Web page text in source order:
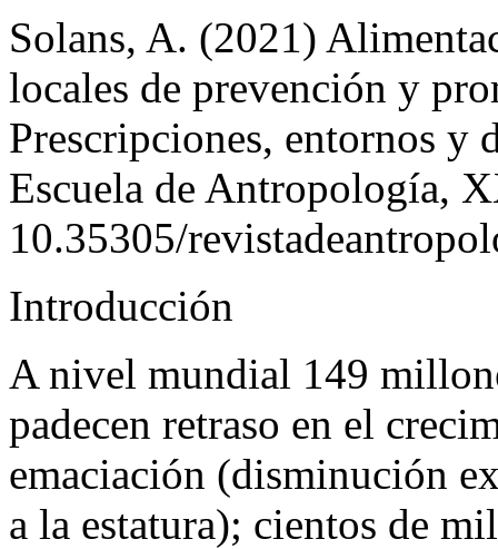
Solans, A. (2021)
locales de prevención y
Prescripciones, entornos y
Escuela de Antropología,
10.35305/
Introducción
A nivel mundial 149
padecen retraso en el
emaciación (disminución
a la estatura); cientos de